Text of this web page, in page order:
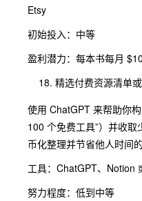
Etsy
初始投入：中等
盈利潜力：每本书每月
精选付费资源清单
使用 ChatGPT 来帮助你
100 个免费工具”）并收
币化整理并节省他人时间
工具：ChatGPT、Notion
努力程度：低到中等